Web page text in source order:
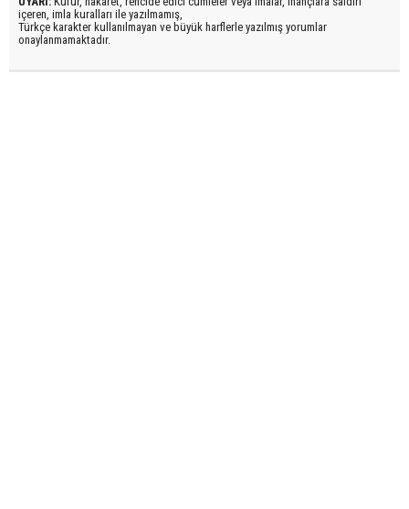
içeren, imla kuralları ile yazılmamış,
Türkçe karakter kullanılmayan ve büyük harflerle yazılmış yorumlar
onaylanmamaktadır.